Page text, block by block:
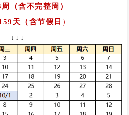
（含不完整周）
天（含节假日）
↓↓↓